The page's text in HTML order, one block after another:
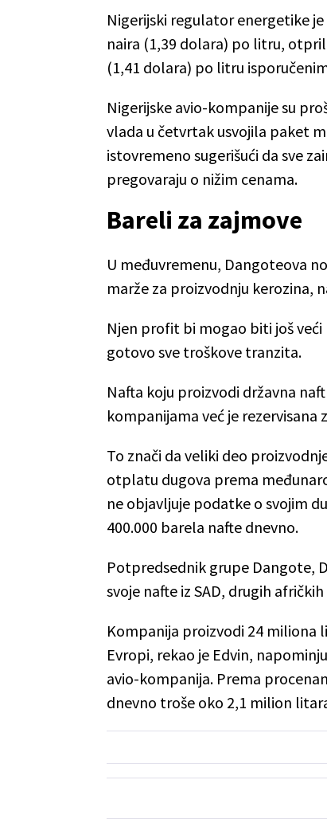
Nigerijski regulator energetike
naira (1,39 dolara) po litru,
(1,41 dolara) po litru
Nigerijske avio-kompanije su
vlada u četvrtak usvojila paket
istovremeno sugerišući da sve
pregovaraju o nižim cenama.
Bareli za zajmove
U međuvremenu, Dangoteova
marže za proizvodnju kerozina,
Njen profit bi mogao biti još
gotovo sve troškove tranzita.
Nafta koju proizvodi državna
kompanijama već je
To znači da veliki deo
otplatu dugova prema
ne objavljuje podatke o svojim
400.000 barela nafte dnevno.
Potpredsednik grupe Dangote,
svoje nafte iz SAD, drugih
Kompanija proizvodi 24 miliona
Evropi, rekao je Edvin,
avio-kompanija. Prema
dnevno troše oko 2,1 milion